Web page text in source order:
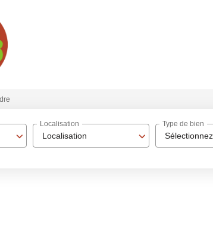
Localisation
Localisation Type de bien